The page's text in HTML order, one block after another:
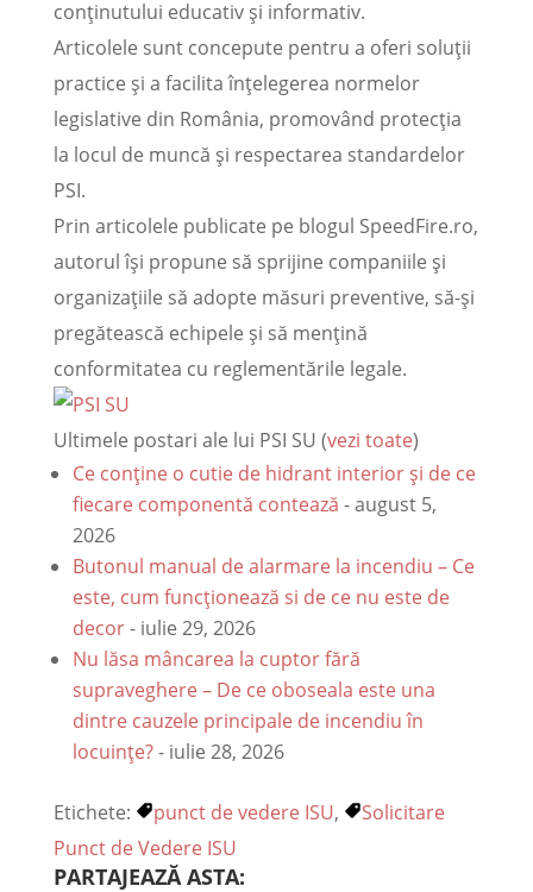
conținutului educativ și informativ.
Articolele sunt concepute pentru a oferi soluții
practice și a facilita înțelegerea normelor
legislative din România, promovând protecția
la locul de muncă și respectarea standardelor
PSI.
Prin articolele publicate pe blogul SpeedFire.ro,
autorul își propune să sprijine companiile și
organizațiile să adopte măsuri preventive, să-și
pregătească echipele și să mențină
conformitatea cu reglementările legale.
Ultimele postari ale lui PSI SU (vezi toate)
Ce conține o cutie de hidrant interior și de ce
fiecare componentă contează - august 5,
2026
Butonul manual de alarmare la incendiu – Ce
este, cum funcționează si de ce nu este de
decor- iulie 29, 2026
Nu lăsa mâncarea la cuptor fără
supraveghere – De ce oboseala este una
dintre cauzele principale de incendiu în
locuințe?- iulie 28, 2026
Etichete: punct de vedere ISU,
Solicitare
Punct de Vedere ISU
PARTAJEAZĂ ASTA: